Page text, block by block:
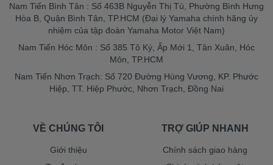
Nam Tiến Bình Tân : Số 463B Nguyễn Thị Tú, Phường Bình Hưng
Hòa B, Quận Bình Tân, TP.HCM (Đại lý Yamaha chính hãng ủy
nhiệm của tập đoàn Yamaha Motor Việt Nam)
Nam Tiến Hóc Môn : Số 385 Tô Ký, Ấp Mới 1, Tân Xuân, Hóc
Môn, TP.HCM
Nam Tiến Nhơn Trạch: Số 720 Đường Hùng Vương, KP. Phước
Hiệp, TT. Hiệp Phước, Nhơn Trạch, Đồng Nai
VỀ CHÚNG TÔI
Giới thiệu
TRỢ GIÚP NHANH
Chính sách giao hàng